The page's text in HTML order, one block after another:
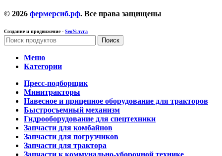
© 2026 фермерсиб.рф. Все права защищены
Создание и продвижение - SeoУслуга
Поиск
Меню
Категории
Пресс-подборщик
Минитракторы
Навесное и прицепное оборудование для тракторов
Быстросъемный механизм
Гидрооборудование для спецтехники
Запчасти для комбайнов
Запчасти для погрузчиков
Запчасти для трактора
Запчасти к коммунально-уборочной технике